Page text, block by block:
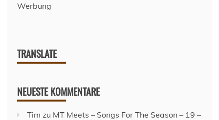
Werbung
TRANSLATE
NEUESTE KOMMENTARE
Tim zu MT Meets – Songs For The Season – 19 –